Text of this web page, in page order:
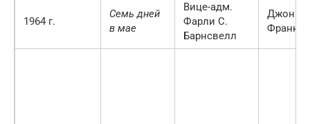
1964 г.
Семь дней
в мае
Вице-адм.
Фарли С.
Барнсвелл
Джон